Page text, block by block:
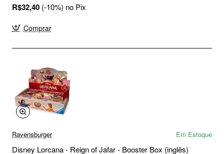
R$32,40 (-10%) no Pix
Comprar
Ravensburger Em Estoque
Disney Lorcana - Reign of Jafar - Booster Box (inglês)